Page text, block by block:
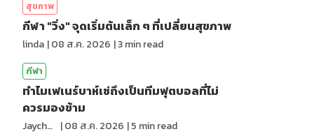
สุขภาพ
กีฬา "วิ่ง" จุดเริ่มต้นเล็ก ๆ ที่เปลี่ยนสุขภาพ
linda |08 ส.ค. 2026 |3min read
กีฬา
ทำไมเฟเนร์บาห์เช่ถึงเป็นทีมฟุตบอลที่ไม่
ควรมองข้าม
Jaychou |08 ส.ค. 2026 |5 min read